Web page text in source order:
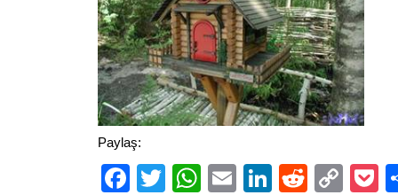
Paylaş:
Facebook
TwitterWhatsApp
EmailLinkedIn
Reddit